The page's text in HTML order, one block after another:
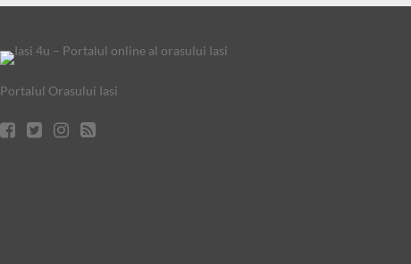
Portalul Orasului Iasi